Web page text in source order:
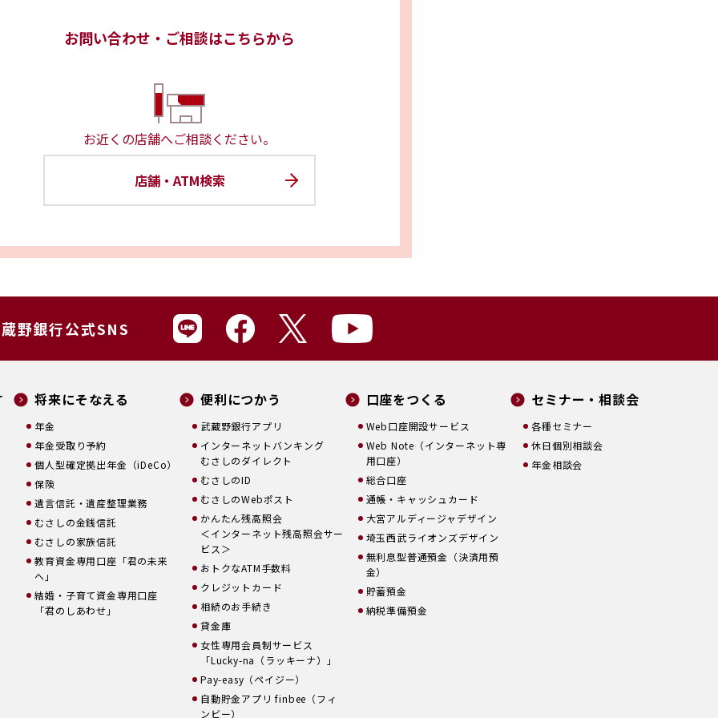
お問い合わせ・ご相談はこちらから
お近くの店舗へご相談ください。
店舗・ATM検索
野銀行公式SNS
将来にそなえる
年金
年金受取り予約
個人型確定拠出年金（iDeCo）
保険
遺言信託・遺産整理業務
むさしの金銭信託
むさしの家族信託
教育資金専用口座「君の未来
へ」
結婚・子育て資金専用口座
「君のしあわせ」
便利につかう
武蔵野銀行アプリ
インターネットバンキング
むさしのダイレクト
むさしのID
むさしのWebポスト
かんたん残高照会
＜インターネット残高照会サー
ビス＞
おトクなATM手数料
クレジットカード
相続のお手続き
貸金庫
女性専用会員制サービス
「Lucky-na（ラッキーナ）」
Pay-easy（ペイジー）
自動貯金アプリ finbee（フィ
ンビー）
口座をつくる
Web口座開設サービス
Web Note（インターネット専
用口座）
総合口座
通帳・キャッシュカード
大宮アルディージャデザイン
埼玉西武ライオンズデザイン
無利息型普通預金（決済用預
金）
貯蓄預金
納税準備預金
セミナー・相談会
各種セミナー
休日個別相談会
年金相談会